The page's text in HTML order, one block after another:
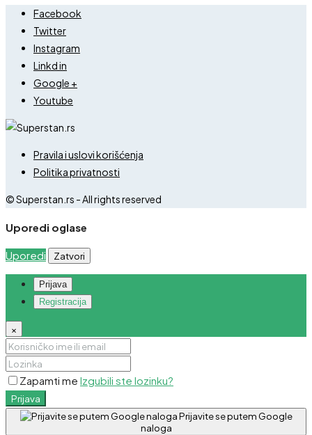
Facebook
Twitter
Instagram
Linkd in
Google +
Youtube
Pravila i uslovi korišćenja
Politika privatnosti
© Superstan.rs - All rights reserved
Uporedi oglase
Uporedi Zatvori
Prijava
Registracija
×
Zapamti me Izgubili ste lozinku?
Prijava
Prijavite se putem Google
naloga